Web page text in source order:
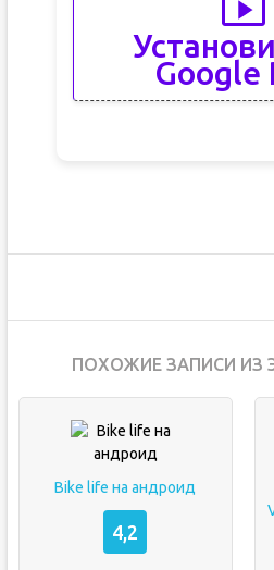
Google
ПОХОЖИЕ ЗАПИСИ ИЗ
Bike life на андроид
4,2